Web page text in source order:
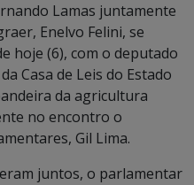
Lamas juntamente
Enelvo Felini, se
hoje (6), com o deputado
Casa de Leis do Estado
da agricultura
no encontro o
Gil Lima.
juntos, o parlamentar